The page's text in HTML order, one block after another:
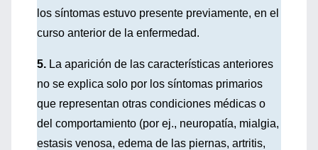
los síntomas estuvo presente previamente, en el
curso anterior de la enfermedad.
5. La aparición de las características anteriores
no se explica solo por los síntomas primarios
que representan otras condiciones médicas o
del comportamiento (por ej., neuropatía, mialgia,
estasis venosa, edema de las piernas, artritis,